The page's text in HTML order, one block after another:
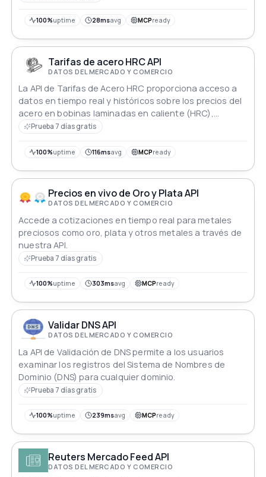
100%uptime 28msavg MCPready
Tarifas de acero HRC API
DATOS DEL MERCADO Y COMERCIO
La API de Tarifas de Acero HRC proporciona acceso a
datos en tiempo real y históricos sobre los precios del
acero en bobinas laminadas en caliente (HRC),
esenciales para industrias como la manufactura, la
desarrolladores pueden integrar esta API para acceder
estrategias de adquisición y tomar decisiones
comerciales informadas de manera eficiente.
Prueba 7 días gratis
100%uptime 116msavg MCPready
Precios en vivo de Oro y Plata API
DATOS DEL MERCADO Y COMERCIO
Accede a cotizaciones en tiempo real para metales
preciosos como oro, plata y otros metales a través de
nuestra API.
Prueba 7 días gratis
100%uptime 303msavg MCPready
Validar DNS API
DATOS DEL MERCADO Y COMERCIO
La API de Validación de DNS permite a los usuarios
examinar los registros del Sistema de Nombres de
Dominio (DNS) para cualquier dominio.
Prueba 7 días gratis
100%uptime 239msavg MCPready
Reuters Mercado Feed API
DATOS DEL MERCADO Y COMERCIO